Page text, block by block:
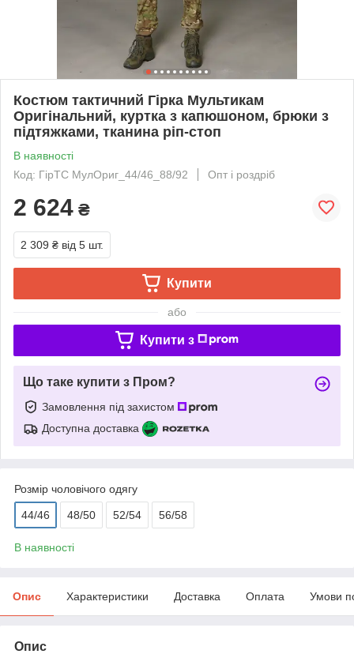
Костюм тактичний Гірка Мультикам
Оригінальний, куртка з капюшоном, брюки з
підтяжками, тканина ріп-стоп
В наявності
Код: ГірТС МулОриг_44/46_88/92
Опт і роздріб
2 624 ₴
2 309 ₴ від 5 шт.
Купити
або
Купити з
Що таке купити з Пром?
Замовлення під захистом
Доступна доставка
Розмір чоловічого одягу
44/46 48/50 52/54 56/58
В наявності
Опис Характеристики Доставка Оплата Умови
Опис